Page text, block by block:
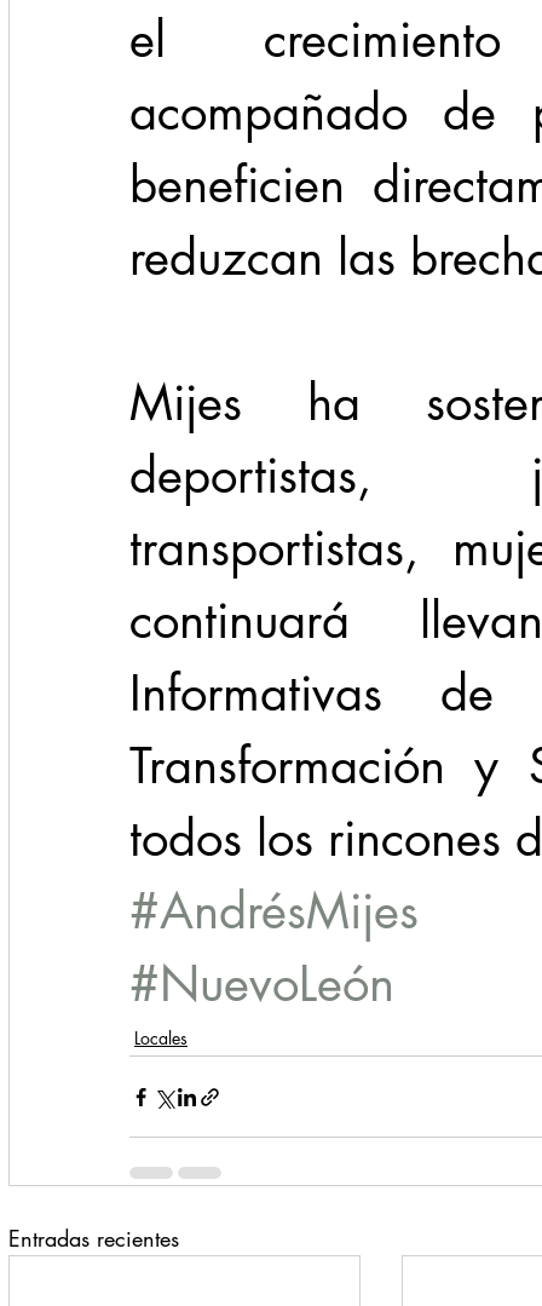
el
acompañado de
beneficien
reduzcan las
Mijes ha
deportistas,
transportistas,
continuará
Informativas
Transformación
todos los rincones
#AndrésMijes
#NuevoLeón
Locales
Entradas recientes